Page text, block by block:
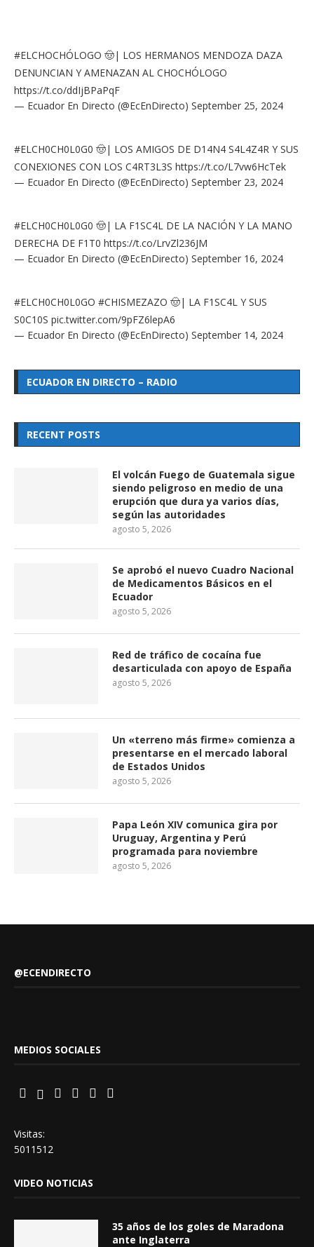
#ELCHOCHÓLOGO 🤠| LOS HERMANOS MENDOZA DAZA
DENUNCIAN Y AMENAZAN AL CHOCHÓLOGO
https://t.co/ddIjBPaPqF
— Ecuador En Directo (@EcEnDirecto) September 25, 2024
#ELCH0CH0L0G0 🤠| LOS AMIGOS DE D14N4 S4L4Z4R Y SUS
CONEXIONES CON LOS C4RT3L3S https://t.co/L7vw6HcTek
— Ecuador En Directo (@EcEnDirecto) September 23, 2024
#ELCH0CH0L0G0 🤠| LA F1SC4L DE LA NACIÓN Y LA MANO
DERECHA DE F1T0 https://t.co/LrvZl236JM
— Ecuador En Directo (@EcEnDirecto) September 16, 2024
#ELCH0CH0L0GO #CHISMEZAZO 🤠| LA F1SC4L Y SUS
S0C10S pic.twitter.com/9pFZ6lepA6
— Ecuador En Directo (@EcEnDirecto) September 14, 2024
ECUADOR EN DIRECTO – RADIO
RECENT POSTS
El volcán Fuego de Guatemala sigue
siendo peligroso en medio de una
erupción que dura ya varios días,
según las autoridades
agosto 5, 2026
Se aprobó el nuevo Cuadro Nacional
de Medicamentos Básicos en el
Ecuador
agosto 5, 2026
Red de tráfico de cocaína fue
desarticulada con apoyo de España
agosto 5, 2026
Un «terreno más firme» comienza a
presentarse en el mercado laboral
de Estados Unidos
agosto 5, 2026
Papa León XIV comunica gira por
Uruguay, Argentina y Perú
programada para noviembre
agosto 5, 2026
@ECENDIRECTO
MEDIOS SOCIALES
Visitas:
5011512
VIDEO NOTICIAS
35 años de los goles de Maradona
ante Inglaterra